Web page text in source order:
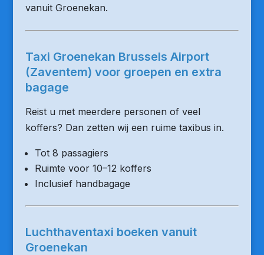
vanuit Groenekan.
Taxi Groenekan Brussels Airport
(Zaventem) voor groepen en extra
bagage
Reist u met meerdere personen of veel
koffers? Dan zetten wij een ruime taxibus in.
Tot 8 passagiers
Ruimte voor 10–12 koffers
Inclusief handbagage
Luchthaventaxi boeken vanuit
Groenekan